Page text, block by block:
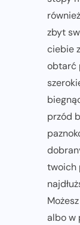
zbyt
ciebie
obtarć
przód
twoich
albo w